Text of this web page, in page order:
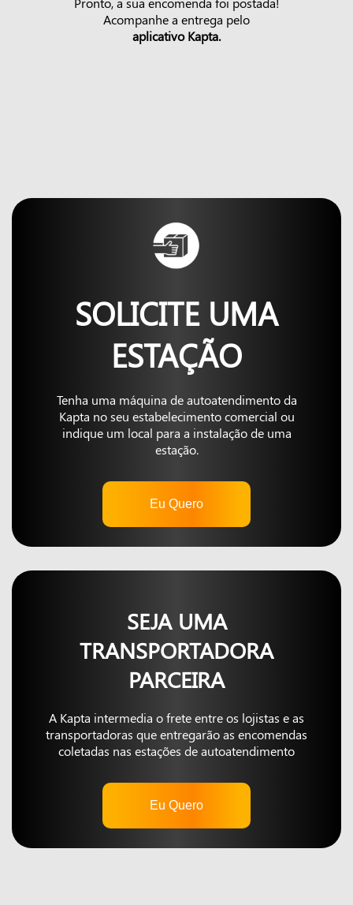
Acompanhe a entrega pelo
aplicativo Kapta.
SOLICITE UMA
ESTAÇÃO
Tenha uma máquina de autoatendimento da
Kapta no seu estabelecimento comercial ou
indique um local para a instalação de uma
estação.
Eu Quero
SEJA UMA
TRANSPORTADORA
PARCEIRA
A Kapta intermedia o frete entre os lojistas e as
transportadoras que entregarão as encomendas
coletadas nas estações de autoatendimento
Eu Quero